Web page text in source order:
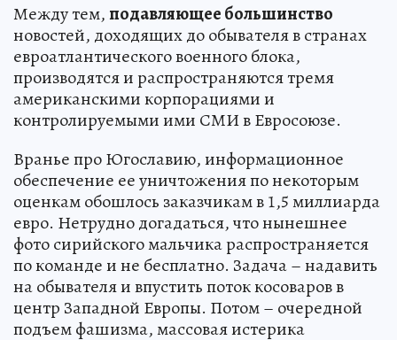
Между тем,подавляющее большинство
новостей, доходящих до обывателя в странах
евроатлантического военного блока,
производятся и распространяются тремя
американскими корпорациями и
контролируемыми ими СМИ в Евросоюзе.
Вранье про Югославию, информационное
обеспечение ее уничтожения по некоторым
оценкам обошлось заказчикам в 1,5 миллиарда
евро. Нетрудно догадаться, что нынешнее
фото сирийского мальчика распространяется
по команде и не бесплатно. Задача – надавить
на обывателя и впустить поток косоваров в
центр Западной Европы. Потом – очередной
подъем фашизма, массовая истерика